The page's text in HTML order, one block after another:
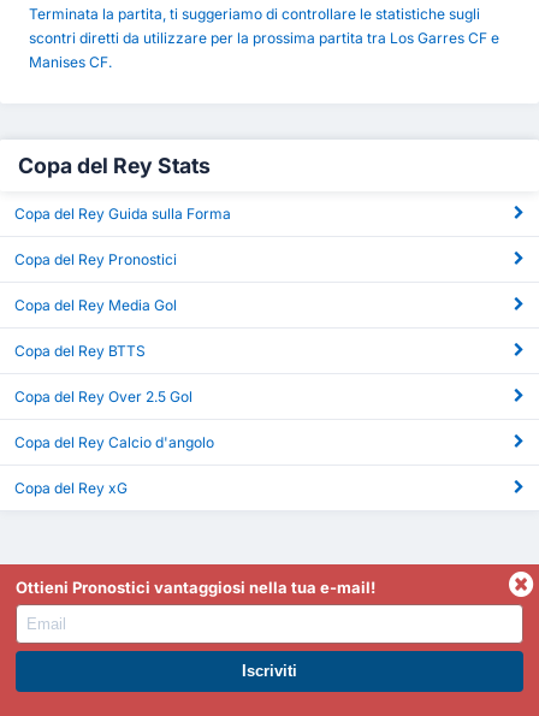
Terminata la partita, ti suggeriamo di controllare le statistiche sugli
scontri diretti da utilizzare per la prossima partita tra Los Garres CF e
Manises CF.
Copa del Rey Stats
Copa del Rey Guida sulla Forma
Copa del Rey Pronostici
Copa del Rey Media Gol
Copa del Rey BTTS
Copa del Rey Over 2.5 Gol
Copa del Rey Calcio d'angolo
Copa del Rey xG
FootyStats è il tuo miglior riferimento per statistiche come
ISCRIVITI A PREMIUM. GUADAGNA SUBITO.
Ottieni Pronostici vantaggiosi nella tua e-mail!